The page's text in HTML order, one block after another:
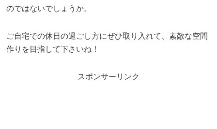
のではないでしょうか。
ご自宅での休日の過ごし方にぜひ取り入れて、素敵な空間
作りを目指して下さいね！
スポンサーリンク